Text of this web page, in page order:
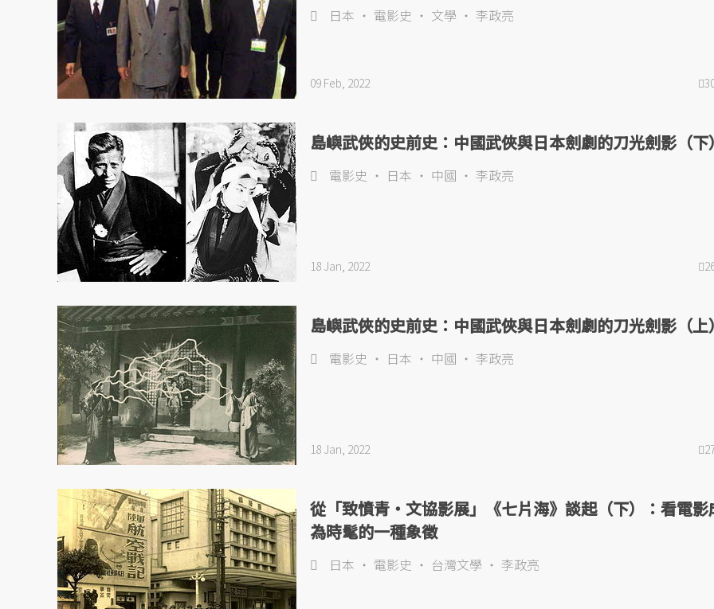
日本 電影史 文學 李政亮
09 Feb, 2022
島嶼武俠的史前史：中國武俠與日本劍劇的刀光劍影（下）
電影史 日本 中國 李政亮
18 Jan, 2022
島嶼武俠的史前史：中國武俠與日本劍劇的刀光劍影（上）
電影史 日本 中國 李政亮
18 Jan, 2022
從「致憤青・文協影展」《七片海》談起（下）：看電影
為時髦的一種象徵
日本 電影史 台灣文學 李政亮